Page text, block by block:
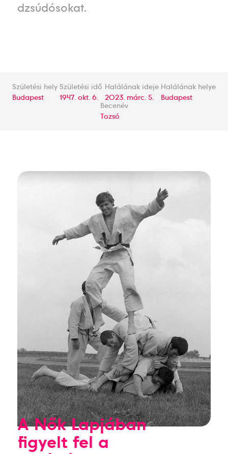
dzsúdósokat.
Születési hely
Budapest
Születési idő
1947. okt. 6.
Halálának ideje
2023. márc. 5.
Halálának helye
Budapest
Becenév
Tozsó
A Nők Lapjában
figyelt fel a